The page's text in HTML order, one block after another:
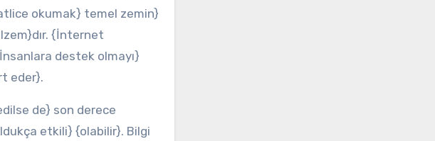
okumak} temel zemin}
{İnternet
destek olmayı}
eder}.
de} son derece
etkili} {olabilir}. Bilgi